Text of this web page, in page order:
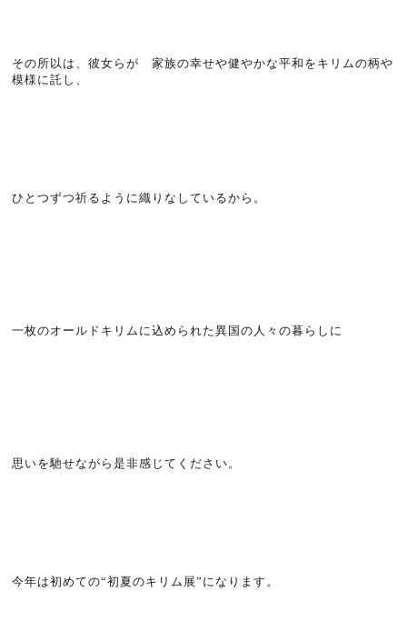
その所以は、彼女らが 家族の幸せや健やかな平和をキリムの柄や
模様に託し、
ひとつずつ祈るように織りなしているから。
一枚のオールドキリムに込められた異国の人々の暮らしに
思いを馳せながら是非感じてください。
今年は初めての“初夏のキリム展”になります。